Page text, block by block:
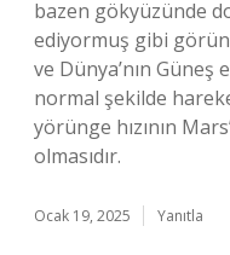
bazen gökyüzünde
ediyormuş gibi
ve Dünya’nın
normal şekilde
yörünge hızının
olmasıdır.
Ocak 19, 2025 Yanıtla